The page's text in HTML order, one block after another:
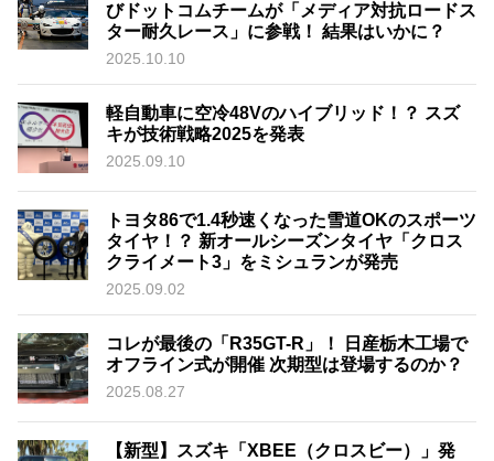
びドットコムチームが「メディア対抗ロードス
ター耐久レース」に参戦！ 結果はいかに？
2025.10.10
軽自動車に空冷48Vのハイブリッド！？ スズ
キが技術戦略2025を発表
2025.09.10
トヨタ86で1.4秒速くなった雪道OKのスポーツ
タイヤ！？ 新オールシーズンタイヤ「クロス
クライメート3」をミシュランが発売
2025.09.02
コレが最後の「R35GT-R」！ 日産栃木工場で
オフライン式が開催 次期型は登場するのか？
2025.08.27
【新型】スズキ「XBEE（クロスビー）」発